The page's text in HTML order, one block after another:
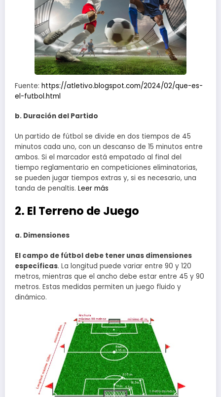
Fuente: https://atletivo.blogspot.com/2024/02/que-es-
el-futbol.html
b. Duración del Partido
Un partido de fútbol se divide en dos tiempos de 45
minutos cada uno, con un descanso de 15 minutos entre
ambos. Si el marcador está empatado al final del
tiempo reglamentario en competiciones eliminatorias,
se pueden jugar tiempos extras y, si es necesario, una
tanda de penaltis. Leer más
2. El Terreno de Juego
a. Dimensiones
El campo de fútbol debe tener unas dimensiones
específicas. La longitud puede variar entre 90 y 120
metros, mientras que el ancho debe estar entre 45 y 90
metros. Estas medidas permiten un juego fluido y
dinámico.